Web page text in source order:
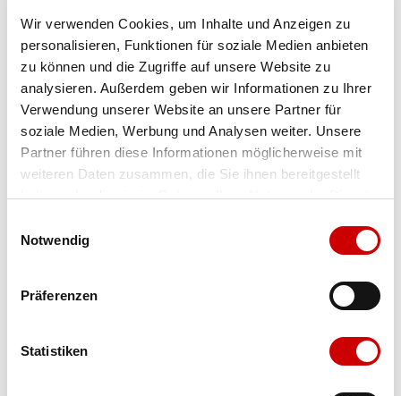
Wir verwenden Cookies, um Inhalte und Anzeigen zu
personalisieren, Funktionen für soziale Medien anbieten
zu können und die Zugriffe auf unsere Website zu
analysieren. Außerdem geben wir Informationen zu Ihrer
Verwendung unserer Website an unsere Partner für
soziale Medien, Werbung und Analysen weiter. Unsere
Partner führen diese Informationen möglicherweise mit
weiteren Daten zusammen, die Sie ihnen bereitgestellt
haben oder die sie im Rahmen Ihrer Nutzung der Dienste
Notwendig
Präferenzen
Statistiken
Artikel-Nr.2611-55021-ecru
Farbe ecru
IN DEN WARENKORB